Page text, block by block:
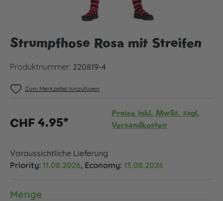
Strumpfhose Rosa mit Streifen
Produktnummer: 220819-4
Zum Merkzettel hinzufügen
CHF 4.95*
Preise inkl. MwSt. zzgl.
Versandkosten
Voraussichtliche Lieferung
Priority: 11.08.2026, Economy: 13.08.2026
Menge